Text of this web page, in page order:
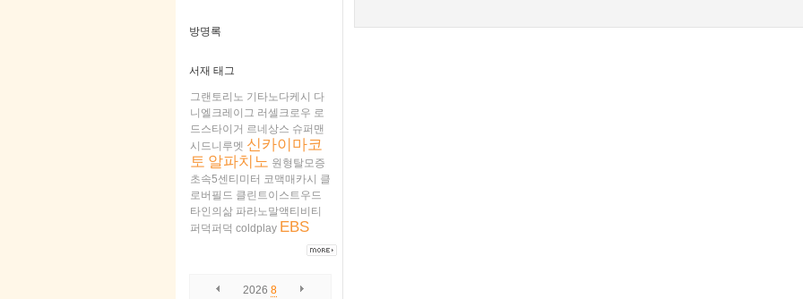
방명록
서재 태그
그랜토리노 기타노다케시
다
니엘크레이그 러셀크로우 로
드스타이거 르네상스 슈퍼맨
시드니루멧 신카이마코
토 알파치노 원형탈모증
초속5센티미터 코맥매카시
클
로버필드 클린트이스트우드
타인의삶 파라노말액티비티
퍼덕퍼덕 coldplay EBS
2026 8